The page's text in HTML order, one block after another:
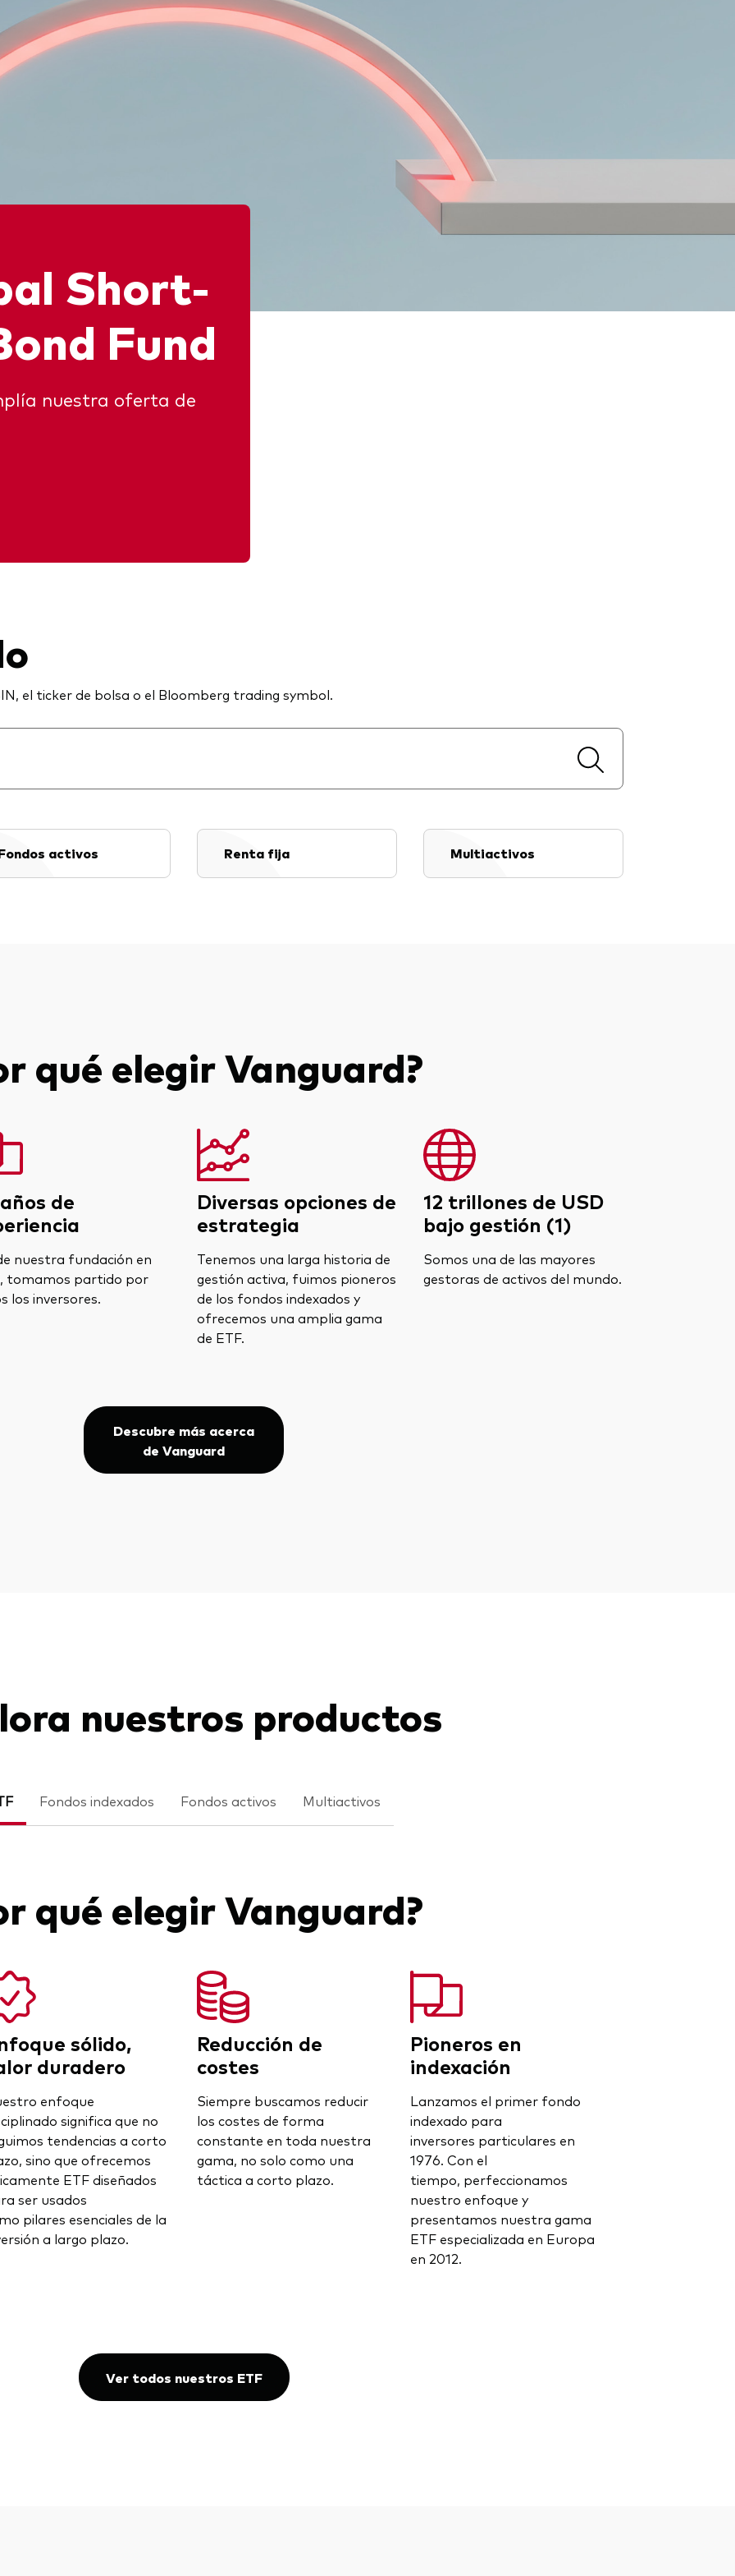
LifeStrategy
Short-
Fund
nuestra oferta de
el ticker de bolsa o el Bloomberg trading symbol.
activos Renta fija Multiactivos
qué elegir Vanguard?
de
nuestra fundación en
tomamos partido por
los inversores.
Diversas opciones de
estrategia
Tenemos una larga historia de
gestión activa, fuimos pioneros
de los fondos indexados y
ofrecemos una amplia gama
de ETF.
12 trillones de USD
bajo gestión (1)
Somos una de las mayores
gestoras de activos del mundo.
Descubre más acerca
de Vanguard
nuestros productos
Fondos indexados Fondos activos Multiactivos
qué elegir Vanguard?
sólido,
duradero
enfoque
significa que no
tendencias a corto
sino que ofrecemos
ETF diseñados
ser usados
pilares esenciales de la
a largo plazo.
Reducción de
costes
Siempre buscamos reducir
los costes de forma
constante en toda nuestra
gama, no solo como una
táctica a corto plazo.
Pioneros en
indexación
Lanzamos el primer fondo
indexado para
inversores particulares en
1976. Con el
tiempo, perfeccionamos
nuestro enfoque y
presentamos nuestra gama
ETF especializada en Europa
en 2012.
Ver todos nuestros ETF